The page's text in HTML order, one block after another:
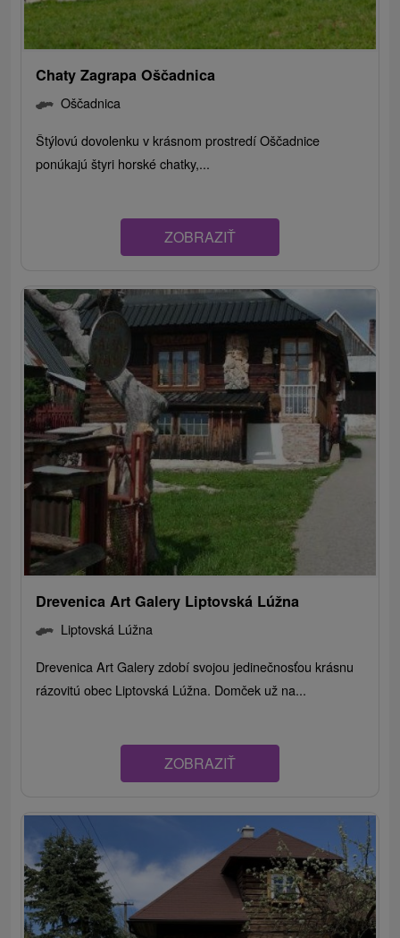
Chaty Zagrapa Oščadnica
Oščadnica
Štýlovú dovolenku v krásnom prostredí Oščadnice
ponúkajú štyri horské chatky,...
ZOBRAZIŤ
Drevenica Art Galery Liptovská Lúžna
Liptovská Lúžna
Drevenica Art Galery zdobí svojou jedinečnosťou krásnu
rázovitú obec Liptovská Lúžna. Domček už na...
ZOBRAZIŤ